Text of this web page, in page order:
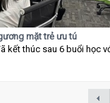
mặt trẻ ưu tú
kết thúc sau 6 buổi học